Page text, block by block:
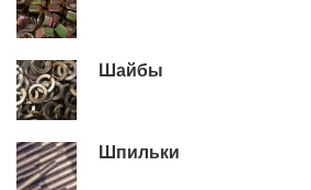
Шайбы
Шпильки